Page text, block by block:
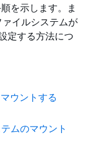
を示します。ま
ァイルシステムが
定する方法につ
ウントする
ムのマウント